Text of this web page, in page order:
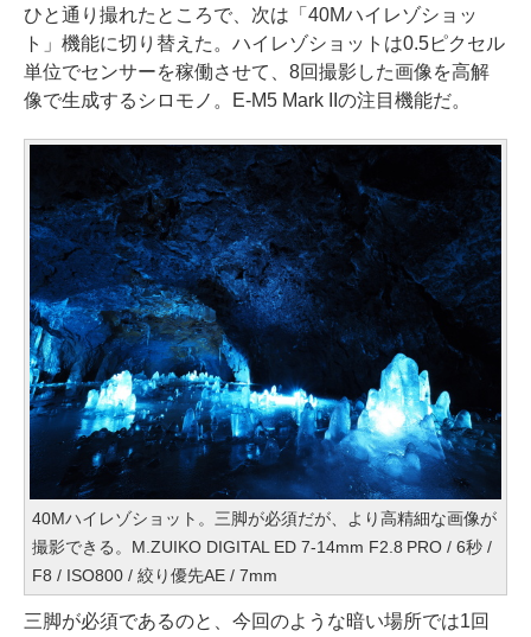
ひと通り撮れたところで、次は「40Mハイレゾショッ
ト」機能に切り替えた。ハイレゾショットは0.5ピクセル
単位でセンサーを稼働させて、8回撮影した画像を高解
像で生成するシロモノ。E-M5 Mark IIの注目機能だ。
40Mハイレゾショット。三脚が必須だが、より高精細な画像が
撮影できる。M.ZUIKO DIGITAL ED 7-14mm F2.8 PRO / 6秒 /
F8 / ISO800 / 絞り優先AE / 7mm
三脚が必須であるのと、今回のような暗い場所では1回